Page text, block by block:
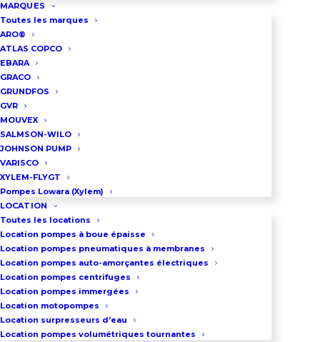
MARQUES
Toutes les marques
ARO®
ATLAS COPCO
EBARA
GRACO
GRUNDFOS
GVR
MOUVEX
SALMSON-WILO
JOHNSON PUMP
VARISCO
XYLEM-FLYGT
Pompes Lowara (Xylem)
LOCATION
Toutes les locations
Location pompes à boue épaisse
Location pompes pneumatiques à membranes
Location pompes auto-amorçantes électriques
Location pompes centrifuges
Location pompes immergées
Location motopompes
Location surpresseurs d’eau
Location pompes volumétriques tournantes
Pression de 2 à 25 bar.
fonction du modèle de pompe, de
La tête de dosage peut être
acrylique, PVDF, PTFE + Carbone,
Acier inoxydable
03 86 66 57 47